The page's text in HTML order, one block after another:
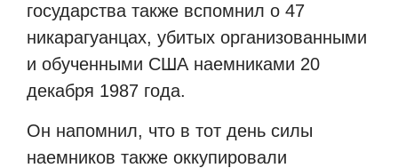
государства также вспомнил о 47
никарагуанцах, убитых организованными
и обученными США наемниками 20
декабря 1987 года.
Он напомнил, что в тот день силы
наемников также оккупировали